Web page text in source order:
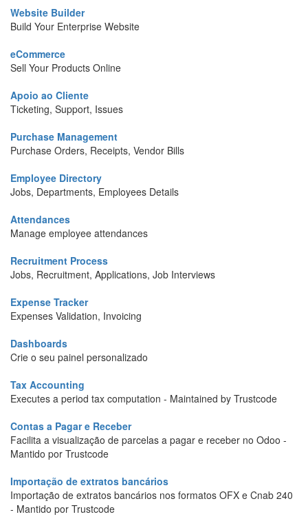
Website Builder
Build Your Enterprise Website
eCommerce
Sell Your Products Online
Apoio ao Cliente
Ticketing, Support, Issues
Purchase Management
Purchase Orders, Receipts, Vendor Bills
Employee Directory
Jobs, Departments, Employees Details
Attendances
Manage employee attendances
Recruitment Process
Jobs, Recruitment, Applications, Job Interviews
Expense Tracker
Expenses Validation, Invoicing
Dashboards
Crie o seu painel personalizado
Tax Accounting
Executes a period tax computation - Maintained by Trustcode
Contas a Pagar e Receber
Facilita a visualização de parcelas a pagar e receber no Odoo -
Mantido por Trustcode
Importação de extratos bancários
Importação de extratos bancários nos formatos OFX e Cnab 240
- Mantido por Trustcode